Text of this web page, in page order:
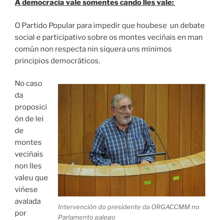
A democracia vale somentes cando lles vale:
O Partido Popular para impedir que houbese un debate
social e participativo sobre os montes veciñais en man
común non respecta nin siquera uns mínimos
principios democráticos.
Intervención do presidente da ORGACCMM no
Parlamento galego
No caso
da
proposici
ón de lei
de
montes
veciñais
non lles
valeu que
viñese
avalada
por